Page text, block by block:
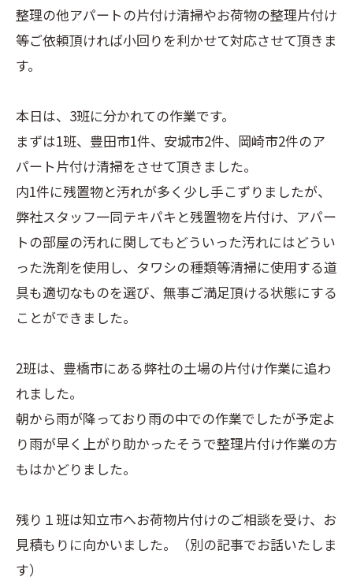
整理の他アパートの片付け清掃やお荷物の整理片付け
等ご依頼頂ければ小回りを利かせて対応させて頂きま
す。
本日は、3班に分かれての作業です。
まずは1班、豊田市1件、安城市2件、岡崎市2件のア
パート片付け清掃をさせて頂きました。
内1件に残置物と汚れが多く少し手こずりましたが、
弊社スタッフ一同テキパキと残置物を片付け、アパー
トの部屋の汚れに関してもどういった汚れにはどうい
った洗剤を使用し、タワシの種類等清掃に使用する道
具も適切なものを選び、無事ご満足頂ける状態にする
ことができました。
2班は、豊橋市にある弊社の土場の片付け作業に追わ
れました。
朝から雨が降っており雨の中での作業でしたが予定よ
り雨が早く上がり助かったそうで整理片付け作業の方
もはかどりました。
残り１班は知立市へお荷物片付けのご相談を受け、お
見積もりに向かいました。（別の記事でお話いたしま
す）